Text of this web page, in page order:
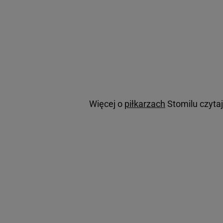
Więcej o piłkarzach Stomilu